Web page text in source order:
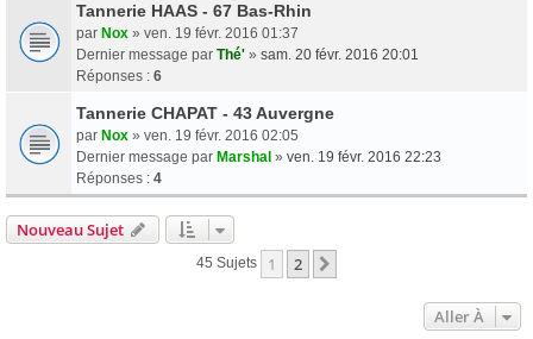
Tannerie HAAS - 67 Bas-Rhin
par Nox » ven. 19 févr. 2016 01:37
Dernier message par Thé' » sam. 20 févr. 2016 20:01
Réponses : 6
Tannerie CHAPAT - 43 Auvergne
par Nox » ven. 19 févr. 2016 02:05
Dernier message par Marshal » ven. 19 févr. 2016 22:23
Réponses : 4
Nouveau Sujet
45 Sujets 1 2
Aller À